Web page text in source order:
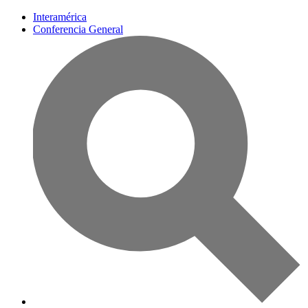
Interamérica
Conferencia General